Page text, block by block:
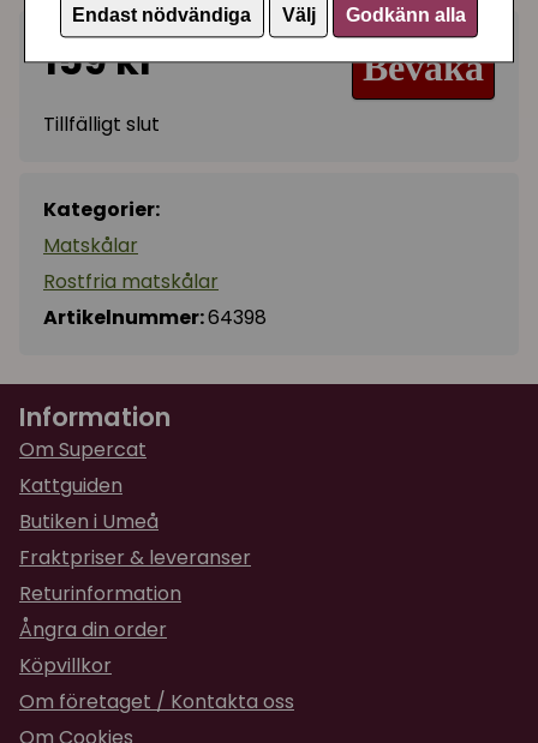
Endast nödvändiga Välj Godkänn alla
159 kr Bevaka
Tillfälligt slut
Kategorier:
Matskålar
Rostfria matskålar
Artikelnummer:64398
Information
Om Supercat
Kattguiden
Butiken i Umeå
Fraktpriser & leveranser
Returinformation
Ångra din order
Köpvillkor
Om företaget / Kontakta oss